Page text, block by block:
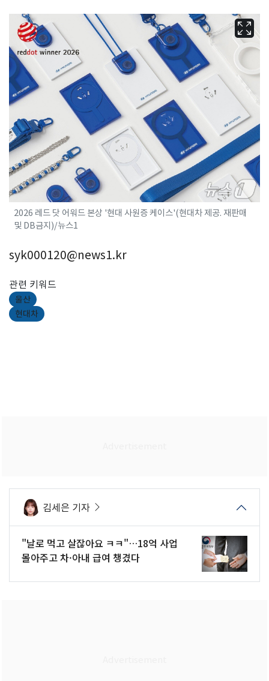
2026 레드 닷 어워드 본상 '현대 사원증 케이스'(현대차 제공. 재판매
및 DB금지)/뉴스1
syk000120@news1.kr
관련 키워드
울산
현대차
김세은 기자
"날로 먹고 살잖아요 ㅋㅋ"…18억 사업
몰아주고 차·아내 급여 챙겼다